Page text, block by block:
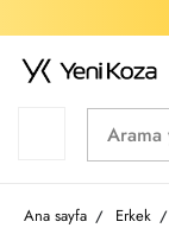
Ana sayfa Erkek